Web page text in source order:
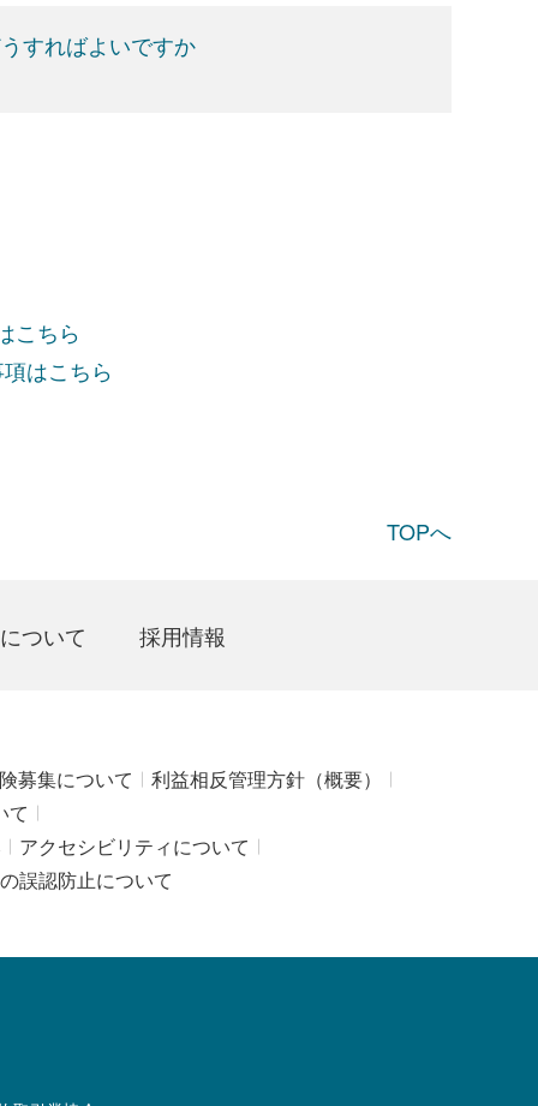
すればよいですか
こちら
はこちら
TOPへ
ついて 採用情報
募集について
利益相反管理方針（概要）
て
アクセシビリティについて
誤認防止について